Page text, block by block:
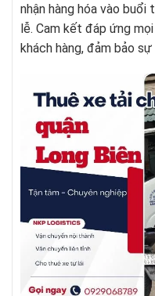
nhận hàng hóa vào buổi
lễ. Cam kết đáp ứng
khách hàng, đảm bảo